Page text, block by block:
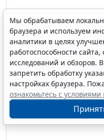
Мы обрабатываем
браузера и используем
аналитики в целях
работоспособности сайта,
исследований и обзоров.
запретить обработку
настройках браузера.
ознакомьтесь с условиями